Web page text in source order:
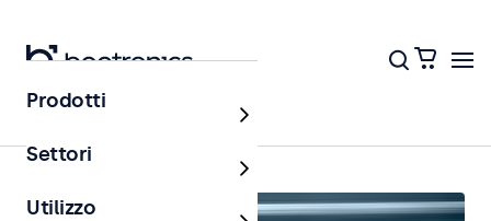
Ferrovia
Prodotti
Settori
Utilizzo